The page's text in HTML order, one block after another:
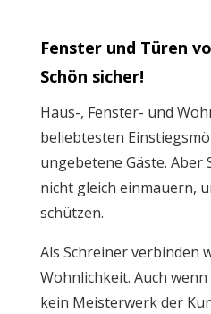
Fenster und Türen
Schön sicher!
Haus-, Fenster- und
beliebtesten
ungebetene Gäste. Aber
nicht gleich einmauern,
schützen.
Als Schreiner verbinden
Wohnlichkeit. Auch
kein Meisterwerk der